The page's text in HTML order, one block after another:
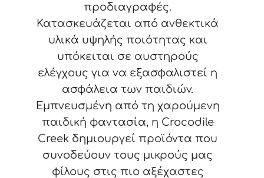
προδιαγραφές.
Κατασκευάζεται από ανθεκτικά
υλικά υψηλής ποιότητας και
υπόκειται σε αυστηρούς
ελέγχους για να εξασφαλιστεί η
ασφάλεια των παιδιών.
Εμπνευσμένη από τη χαρούμενη
παιδική φαντασία, η Crocodile
Creek δημιουργεί προϊόντα που
συνοδεύουν τους μικρούς μας
φίλους στις πιο αξέχαστες